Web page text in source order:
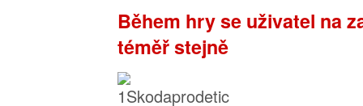
Během hry se uživatel na
téměř stejně